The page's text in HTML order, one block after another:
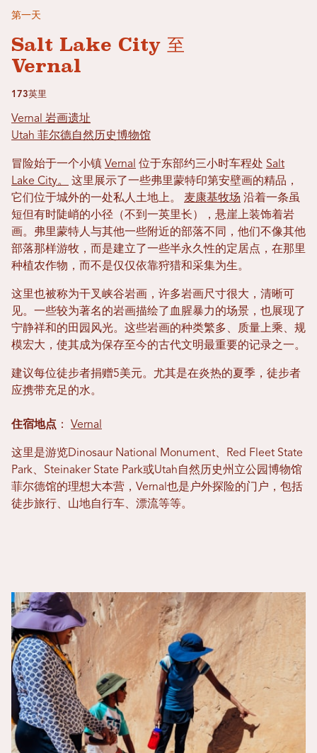
第一天
Salt Lake City 至
Vernal
173英里
Vernal 岩画遗址
Utah 菲尔德自然历史博物馆
冒险始于一个小镇 Vernal 位于东部约三小时车程处 Salt
Lake City。
这里展示了一些弗里蒙特印第安壁画的精品，
它们位于城外的一处私人土地上。 麦康基牧场 沿着一条虽
短但有时陡峭的小径（不到一英里长），悬崖上装饰着岩
画。弗里蒙特人与其他一些附近的部落不同，他们不像其他
部落那样游牧，而是建立了一些半永久性的定居点，在那里
种植农作物，而不是仅仅依靠狩猎和采集为生。
这里也被称为干叉峡谷岩画，许多岩画尺寸很大，清晰可
见。一些较为著名的岩画描绘了血腥暴力的场景，也展现了
宁静祥和的田园风光。这些岩画的种类繁多、质量上乘、规
模宏大，使其成为保存至今的古代文明最重要的记录之一。
建议每位徒步者捐赠5美元。尤其是在炎热的夏季，徒步者
应携带充足的水。
住宿地点 ： Vernal
这里是游览Dinosaur National Monument、Red Fleet State
Park、Steinaker State Park或Utah自然历史州立公园博物馆
菲尔德馆的理想大本营，Vernal也是户外探险的门户，包括
徒步旅行、山地自行车、漂流等等。